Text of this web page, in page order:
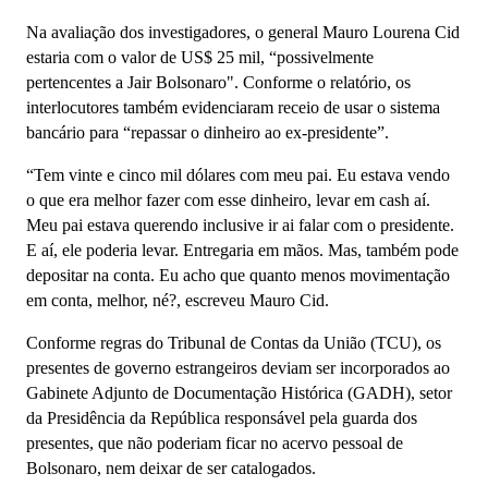
Na avaliação dos investigadores, o general Mauro Lourena Cid
estaria com o valor de US$ 25 mil, “possivelmente
pertencentes a Jair Bolsonaro". Conforme o relatório, os
interlocutores também evidenciaram receio de usar o sistema
bancário para “repassar o dinheiro ao ex-presidente”.
“Tem vinte e cinco mil dólares com meu pai. Eu estava vendo
o que era melhor fazer com esse dinheiro, levar em cash aí.
Meu pai estava querendo inclusive ir ai falar com o presidente.
E aí, ele poderia levar. Entregaria em mãos. Mas, também pode
depositar na conta. Eu acho que quanto menos movimentação
em conta, melhor, né?, escreveu Mauro Cid.
Conforme regras do Tribunal de Contas da União (TCU), os
presentes de governo estrangeiros deviam ser incorporados ao
Gabinete Adjunto de Documentação Histórica (GADH), setor
da Presidência da República responsável pela guarda dos
presentes, que não poderiam ficar no acervo pessoal de
Bolsonaro, nem deixar de ser catalogados.